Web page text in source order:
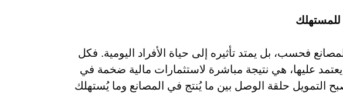
للمستهلك
فحسب، بل يمتد تأثيره إلى حياة الأفراد اليومية. فكل
عليها، هي نتيجة مباشرة لاستثمارات مالية ضخمة في
التمويل حلقة الوصل بين ما يُنتج في المصانع وما يُستهلك